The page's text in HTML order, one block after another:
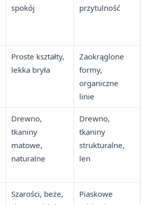
spokój
przytulność
Proste kształty,
lekka bryła
Zaokrąglone
formy,
organiczne
linie
Drewno,
tkaniny
matowe,
naturalne
Drewno,
tkaniny
strukturalne,
len
Szarości, beże,
Piaskowe